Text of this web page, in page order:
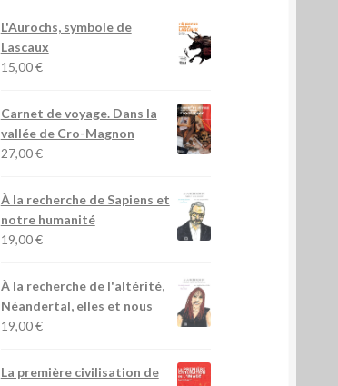
L'Aurochs, symbole de
Lascaux
15,00€
Carnet de voyage. Dans la
vallée de Cro-Magnon
27,00€
À la recherche de Sapiens et
notre humanité
19,00€
À la recherche de l'altérité,
Néandertal, elles et nous
19,00€
La première civilisation de